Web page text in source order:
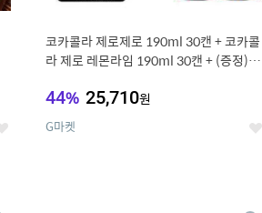
좋
코카콜라 제로제로 190ml 30캔 + 코카콜
라 제로 레몬라임 190ml 30캔 + (증정) 콜
44% 25,710원
G마켓 좋